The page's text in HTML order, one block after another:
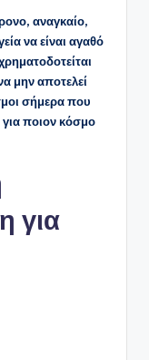
αναγκαίο,
να είναι αγαθό
μην αποτελεί
σήμερα που
για ποιον κόσμο
για